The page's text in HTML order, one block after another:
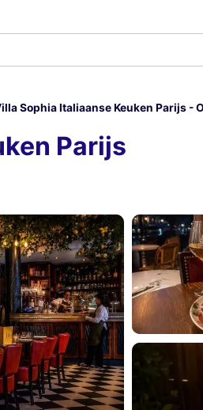
Sophia Italiaanse Keuken Parijs -
Parijs